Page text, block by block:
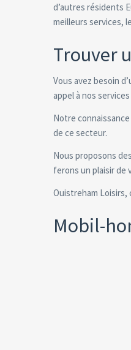
d’autres résidents
meilleurs services,
Trouver
Vous avez besoin
appel à nos
Notre
de ce secteur.
Nous proposons
ferons un plaisir de
Ouistreham Loisirs,
Mobil-